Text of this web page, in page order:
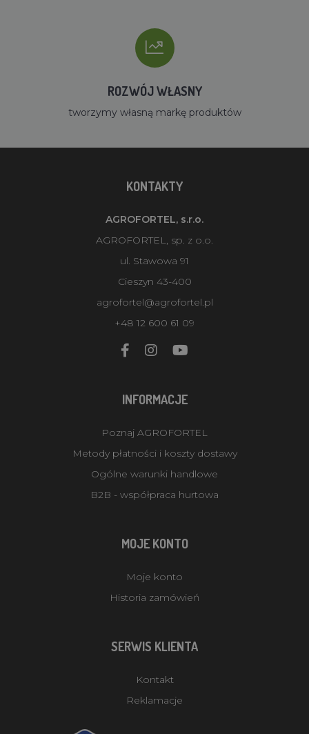
ROZWÓJ WŁASNY
tworzymy własną markę produktów
KONTAKTY
AGROFORTEL, s.r.o.
AGROFORTEL, sp. z o.o.
ul. Stawowa 91
Cieszyn 43-400
agrofortel@agrofortel.pl
+48 12 600 61 09
INFORMACJE
Poznaj AGROFORTEL
Metody płatności i koszty dostawy
Ogólne warunki handlowe
B2B - współpraca hurtowa
MOJE KONTO
Moje konto
Historia zamówień
SERWIS KLIENTA
Kontakt
Reklamacje